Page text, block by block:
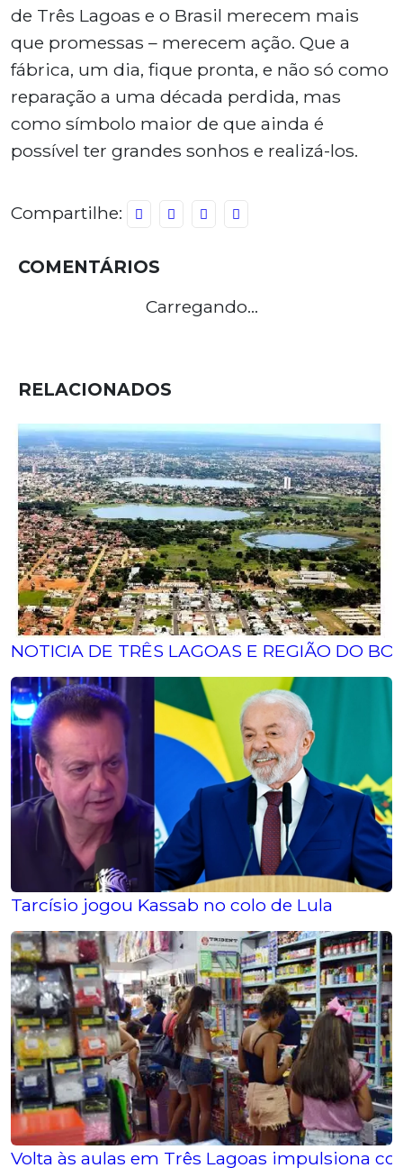
de Três Lagoas e o Brasil merecem mais
que promessas – merecem ação. Que a
fábrica, um dia, fique pronta, e não só como
reparação a uma década perdida, mas
como símbolo maior de que ainda é
possível ter grandes sonhos e realizá-los.
Compartilhe:
COMENTÁRIOS
Carregando...
RELACIONADOS
NOTICIA DE TRÊS LAGOAS E REGIÃO DO
Tarcísio jogou Kassab no colo de Lula
Volta às aulas em Três Lagoas impulsiona